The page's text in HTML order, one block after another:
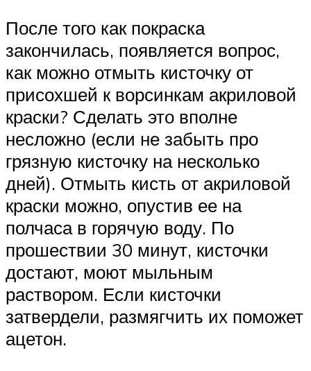
После того как покраска
закончилась, появляется вопрос,
как можно отмыть кисточку от
присохшей к ворсинкам акриловой
краски? Сделать это вполне
несложно (если не забыть про
грязную кисточку на несколько
дней). Отмыть кисть от акриловой
краски можно, опустив ее на
полчаса в горячую воду. По
прошествии 30 минут, кисточки
достают, моют мыльным
раствором. Если кисточки
затвердели, размягчить их поможет
ацетон.